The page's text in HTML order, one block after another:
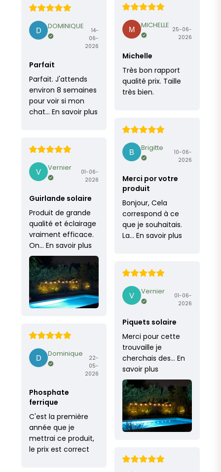
MICHELLE 25-06-
2026
Michelle
Très bon rapport
qualité prix. Taille
très bien.
DOMINIQUE
14-
06-
2026
Parfait
Parfait. J'attends
environ 8 semaines
pour voir si mon
chat… En savoir plus
Brigitte
10-06-
2026
Merci por votre
produit
Bonjour, Cela
correspond à ce
que je souhaitais.
La… En savoir plus
Vernier
01-06-
2026
Guirlande solaire
Produit de grande
qualité et éclairage
vraiment efficace.
On… En savoir plus
Vernier
01-06-
2026
Piquets solaire
Merci pour cette
trouvaille je
cherchais des… En
savoir plus
Dominique
22-
05-
2026
Phosphate
ferrique
C'est la première
année que je
mettrai ce produit,
le prix est correct